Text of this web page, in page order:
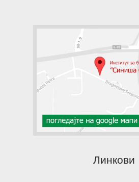
Линкови